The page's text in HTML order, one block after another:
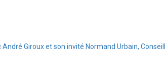
André Giroux et son invité Normand Urbain,